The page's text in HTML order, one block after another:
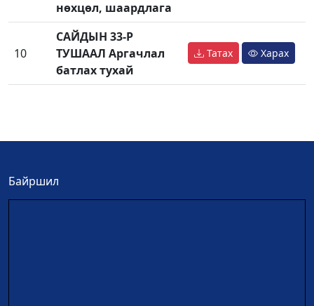
нөхцөл, шаардлага
10
САЙДЫН 33-Р
ТУШААЛ Аргачлал
батлах тухай
Татах Харах
Байршил